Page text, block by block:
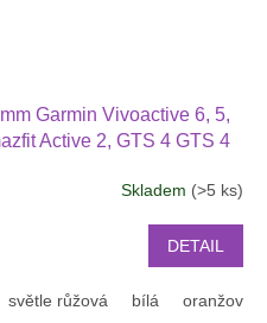
Garmin Vivoactive 6, 5,
Active 2, GTS 4 GTS 4
Skladem (>5 ks)
DETAIL
světle růžová bílá oranžová